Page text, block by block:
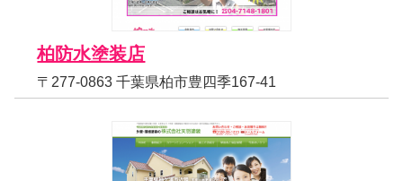
柏防水塗装店
〒277-0863 千葉県柏市豊四季167-41